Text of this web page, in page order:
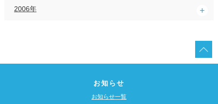
2006年
お知らせ
お知らせ一覧